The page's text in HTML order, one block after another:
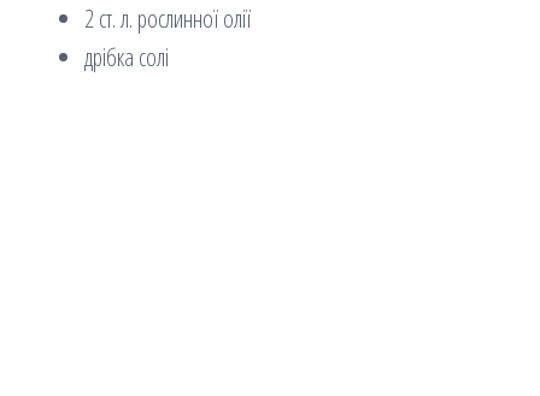
2 ст. л. рослинної олії
дрібка солі